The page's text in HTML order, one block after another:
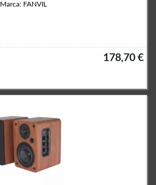
Marca: FANVIL
178,70 €